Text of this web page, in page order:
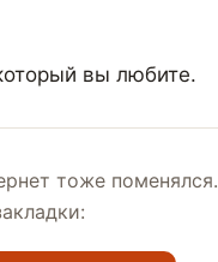
вы любите.
тоже поменялся.